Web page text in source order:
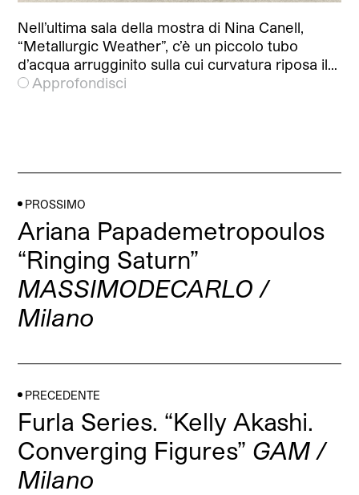
Nell’ultima sala della mostra di Nina Canell,
“Metallurgic Weather”, c’è un piccolo tubo
d’acqua arrugginito sulla cui curvatura riposa il…
Approfondisci
PROSSIMO
Ariana Papademetropoulos
“Ringing Saturn”
MASSIMODECARLO /
Milano
PRECEDENTE
Furla Series. “Kelly Akashi.
Converging Figures” GAM /
Milano